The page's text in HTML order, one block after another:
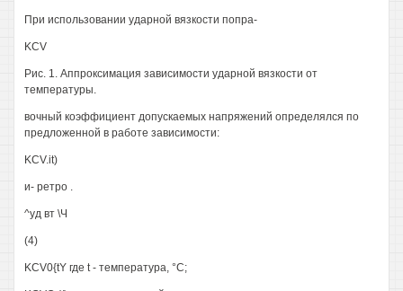
При использовании ударной вязкости попра-
KCV
Рис. 1. Аппроксимация зависимости ударной вязкости от
температуры.
вочный коэффициент допускаемых напряжений определялся по
предложенной в работе зависимости:
KCV.it)
и- ретро .
^уд вт \Ч
(4)
KCV0{tY где t - температура, °С;